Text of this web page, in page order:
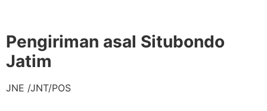
Pengiriman asal Situbondo
Jatim
JNE /JNT/POS